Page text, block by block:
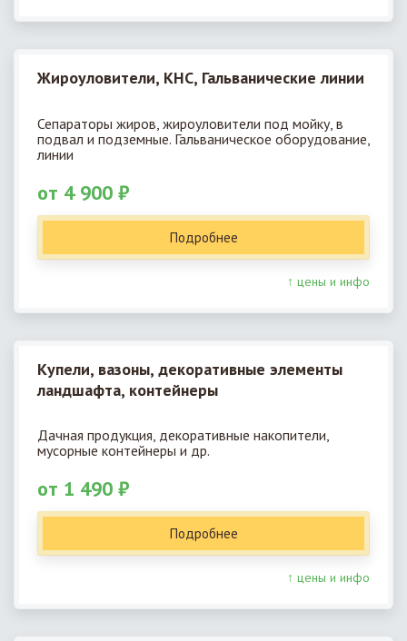
Жироуловители, КНС, Гальванические линии
Сепараторы жиров, жироуловители под мойку, в
подвал и подземные. Гальваническое оборудование,
линии
от 4 900 ₽
Подробнее
↑ цены и инфо
Купели, вазоны, декоративные элементы
ландшафта, контейнеры
Дачная продукция, декоративные накопители,
мусорные контейнеры и др.
от 1 490 ₽
Подробнее
↑ цены и инфо